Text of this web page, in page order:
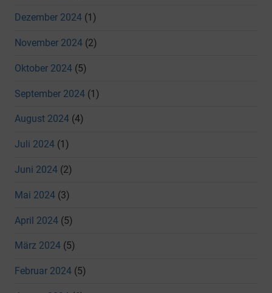
Dezember 2024 (1)
November 2024 (2)
Oktober 2024 (5)
September 2024 (1)
August 2024 (4)
Juli 2024 (1)
Juni 2024 (2)
Mai 2024 (3)
April 2024 (5)
März 2024 (5)
Februar 2024 (5)